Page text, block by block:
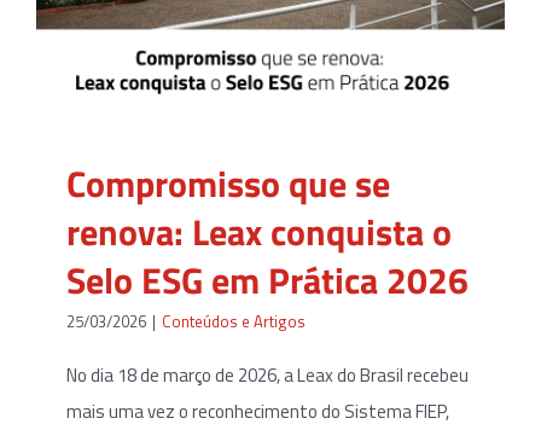
Compromisso que se
renova: Leax conquista o
Selo ESG em Prática 2026
25/03/2026 | Conteúdos e Artigos
No dia 18 de março de 2026, a Leax do Brasil recebeu
mais uma vez o reconhecimento do Sistema FIEP,